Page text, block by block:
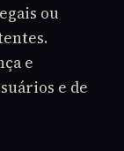
ou
e
e de